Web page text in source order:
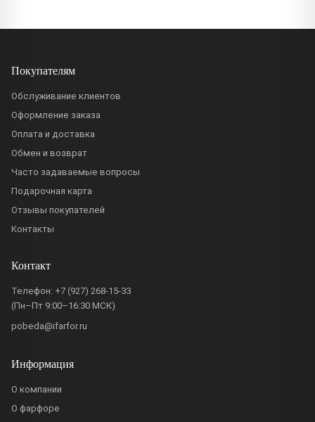
Покупателям
Обслуживание клиентов
Оформление заказа
Оплата и доставка
Обмен и возврат
Часто задаваемые вопросы
Подарочная карта
Отзывы покупателей
Контакты
Контакт
Телефон: +7 (927) 268-15-33
(Пн–Пт 9:00–16:30 МСК)
pobeda@ifarfor.ru
Информация
О компании
О фарфоре